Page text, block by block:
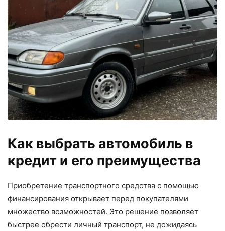
Как выбрать автомобиль в
кредит и его преимущества
Приобретение транспортного средства с помощью
финансирования открывает перед покупателями
множество возможностей. Это решение позволяет
быстрее обрести личный транспорт, не дожидаясь